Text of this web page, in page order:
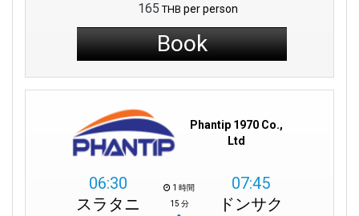
165 THB per person
Book
Phantip 1970 Co.,
Ltd
06:30
スラタニ
1 時間
15 分
07:45
ドンサク